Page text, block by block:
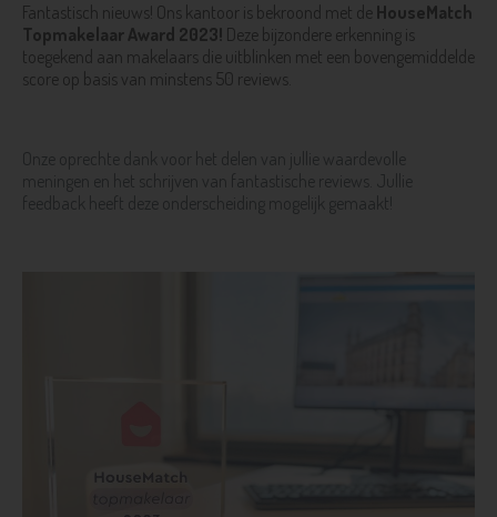
Fantastisch nieuws! Ons kantoor is bekroond met de HouseMatch
Topmakelaar Award 2023! Deze bijzondere erkenning is
toegekend aan makelaars die uitblinken met een bovengemiddelde
score op basis van minstens 50 reviews.
Onze oprechte dank voor het delen van jullie waardevolle
meningen en het schrijven van fantastische reviews. Jullie
feedback heeft deze onderscheiding mogelijk gemaakt!